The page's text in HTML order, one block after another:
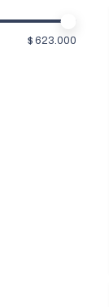
$ 623.000